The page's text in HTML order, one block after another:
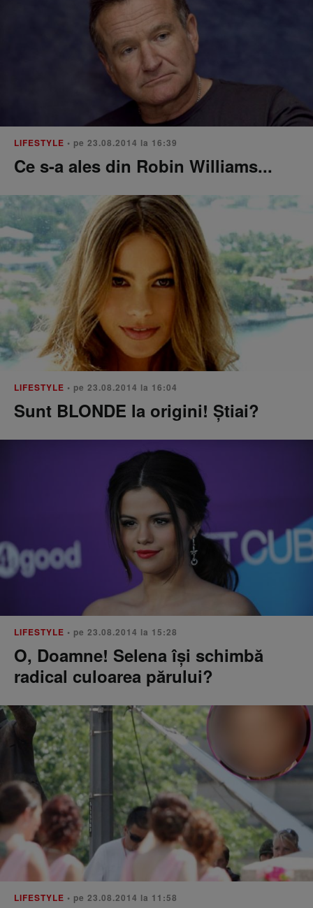
LIFESTYLE • pe 23.08.2014 la 16:39
Ce s-a ales din Robin Williams...
LIFESTYLE • pe 23.08.2014 la 16:04
Sunt BLONDE la origini! Știai?
LIFESTYLE • pe 23.08.2014 la 15:28
O, Doamne! Selena își schimbă
radical culoarea părului?
LIFESTYLE • pe 23.08.2014 la 11:58